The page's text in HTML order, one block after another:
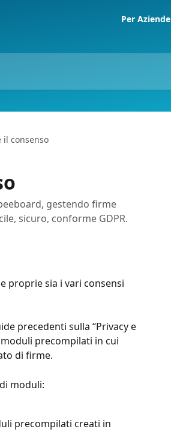
Per Aziende
il consenso
gestendo firme
sicuro, conforme GDPR.
proprie sia i vari consensi
precedenti sulla “Privacy e
moduli precompilati in cui
di firme.
moduli:
precompilati creati in